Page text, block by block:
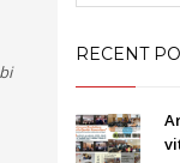
RECENT